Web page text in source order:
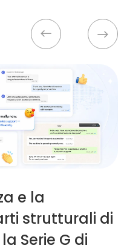
e la
strutturali di
Serie G di